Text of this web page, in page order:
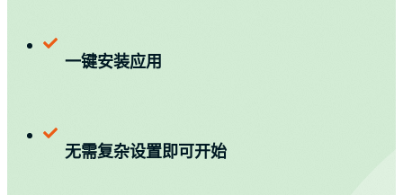
一键安装应用
无需复杂设置即可开始